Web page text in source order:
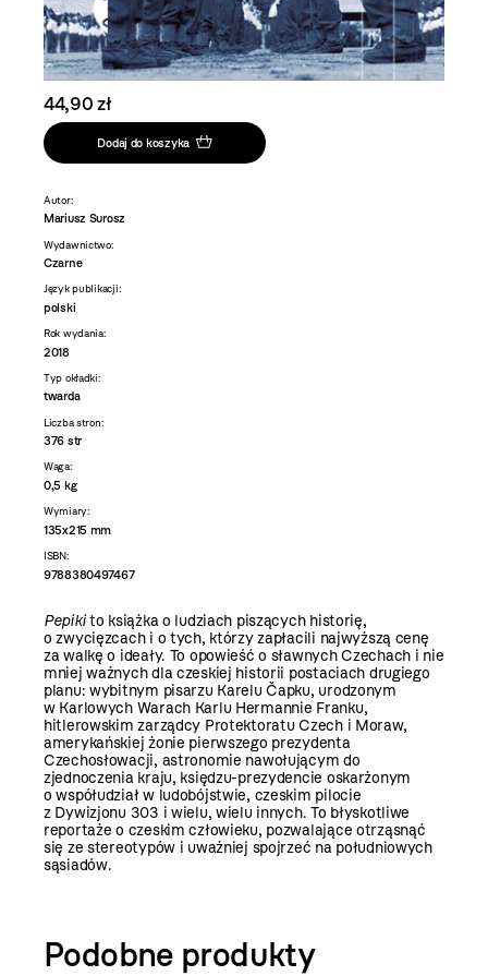
44,90 zł
Dodaj do koszyka
Autor:
Mariusz Surosz
Wydawnictwo:
Czarne
Język publikacji:
polski
Rok wydania:
2018
Typ okładki:
twarda
Liczba stron:
376 str
Waga:
0,5 kg
Wymiary:
135x215 mm
ISBN:
9788380497467
Pepikito książka o ludziach piszących historię,
o zwycięzcach i o tych, którzy zapłacili najwyższą cenę
za walkę o ideały. To opowieść o sławnych Czechach i nie
mniej ważnych dla czeskiej historii postaciach drugiego
planu: wybitnym pisarzu Karelu Čapku, urodzonym
w Karlowych Warach Karlu Hermannie Franku,
hitlerowskim zarządcy Protektoratu Czech i Moraw,
amerykańskiej żonie pierwszego prezydenta
Czechosłowacji, astronomie nawołującym do
zjednoczenia kraju, księdzu-prezydencie oskarżonym
o współudział w ludobójstwie, czeskim pilocie
z Dywizjonu 303 i wielu, wielu innych. To błyskotliwe
reportaże o czeskim człowieku, pozwalające otrząsnąć
się ze stereotypów i uważniej spojrzeć na południowych
sąsiadów.
Podobne produkty